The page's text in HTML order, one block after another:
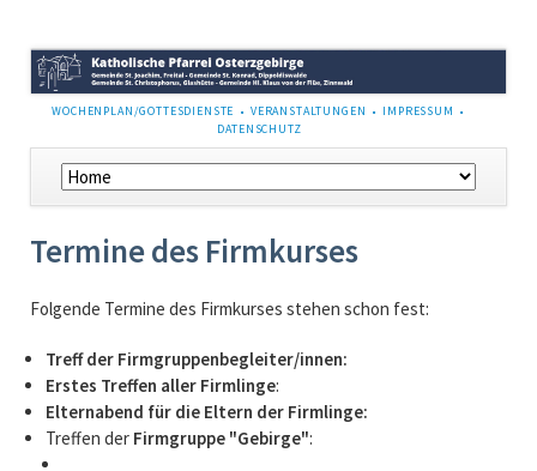
NAVIGATION
WOCHENPLAN/GOTTESDIENSTE VERANSTALTUNGEN
IMPRESSUM
DATENSCHUTZ
Navigation
überspringen
Termine des Firmkurses
Folgende Termine des Firmkurses stehen schon fest:
Treff der Firmgruppenbegleiter/innen:
Erstes Treffen aller Firmlinge:
Elternabend für die Eltern der Firmlinge:
Treffen der Firmgruppe "Gebirge":